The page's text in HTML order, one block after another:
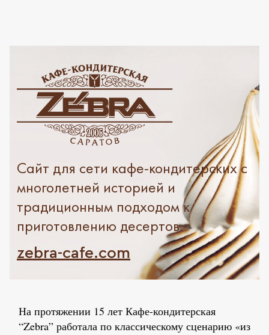
Сайт для сети кафе-кондитерских с
многолетней историей и
традиционным подходом к
приготовлению десертов.
zebra-cafe.com
На протяжении 15 лет Кафе-кондитерская
“Zebra” работала по классическому сценарию «из